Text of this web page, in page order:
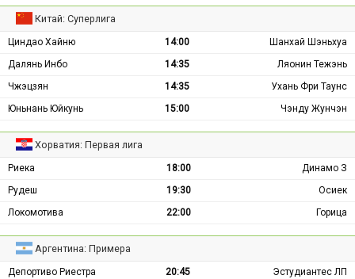
Китай: Суперлига
Циндао Хайню 14:00
Шанхай Шэньхуа
Далянь Инбо
14:35
Ляонин Тежэнь
Чжэцзян
14:35
Ухань Фри Таунс
Юньнань Юйкунь
15:00 Чэнду Жунчэн
Хорватия: Первая лига
Риека 18:00
Динамо З
Рудеш
19:30
Осиек
Локомотива
22:00 Горица
Аргентина: Примера
Депортиво Риестра 20:45
Эстудиантес ЛП